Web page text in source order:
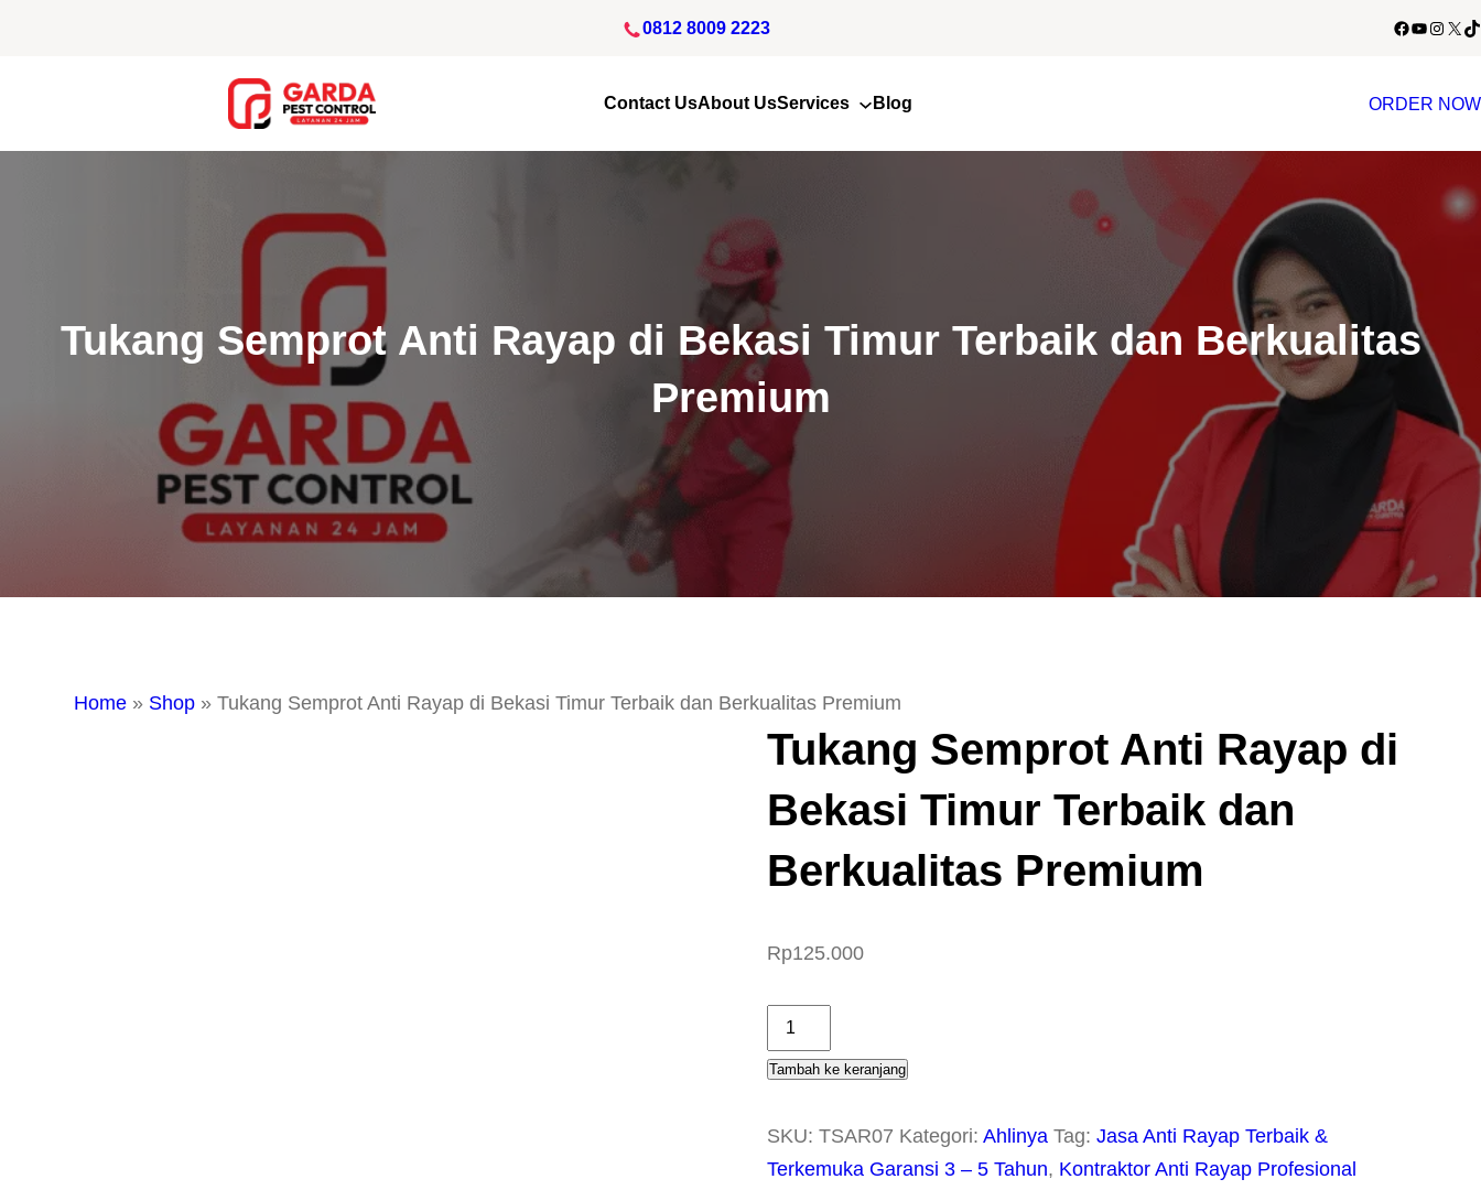
0812 8009 2223 Facebook YouTube Instagram X TikTok
Contact UsAbout UsServices Blog ORDER NOW
Tukang Semprot Anti Rayap di Bekasi Timur Terbaik dan Berkualitas
Premium
Home » Shop »Tukang Semprot Anti Rayap di Bekasi Timur Terbaik dan Berkualitas Premium
Tukang Semprot Anti Rayap di
Bekasi Timur Terbaik dan
Berkualitas Premium
Rp125.000
u
a
Tambah ke keranjang
SKU:TSAR07 Kategori:Ahlinya Tag:Jasa Anti Rayap Terbaik &
Terkemuka Garansi 3 – 5 Tahun, Kontraktor Anti Rayap Profesional